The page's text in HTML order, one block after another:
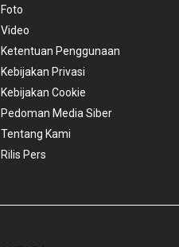
Foto
Video
Ketentuan Penggunaan
Kebijakan Privasi
Kebijakan Cookie
Pedoman Media Siber
Tentang Kami
Rilis Pers